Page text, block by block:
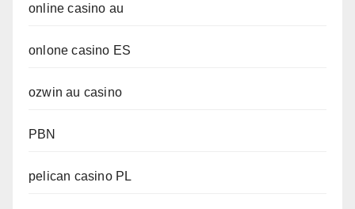
online casino au
onlone casino ES
ozwin au casino
PBN
pelican casino PL